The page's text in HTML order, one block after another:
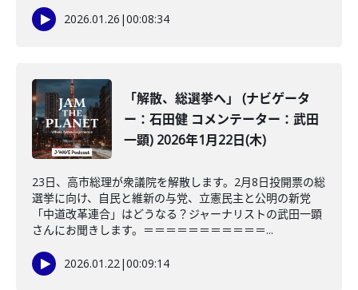
2026.01.26 |00:08:34
「解散、総選挙へ」 (ナビゲータ
ー：石田健 コメンテーター：武田
一顕) 2026年1月22日(木)
23日、高市総理が衆議院を解散します。2月8日投開票の総
選挙に向け、自民と維新の与党、立憲民主と公明の新党
「中道改革連合」はどうなる？ジャーナリストの武田一顕
さんにお聞きします。＝＝＝＝＝＝＝＝＝＝＝...
2026.01.22|00:09:14